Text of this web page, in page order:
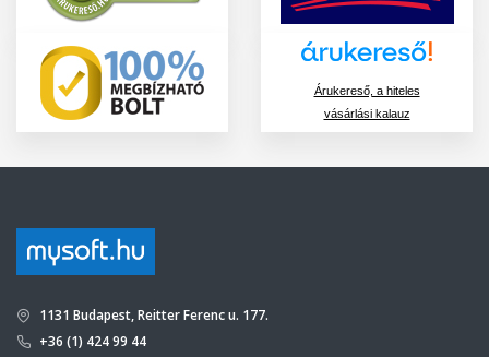
Árukereső, a hiteles
vásárlási kalauz
1131 Budapest, Reitter Ferenc u. 177.
+36 (1) 424 99 44